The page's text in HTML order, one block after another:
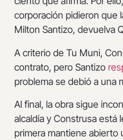
corporación pidieron que
Milton Santizo, devuelva
A criterio de Tu Muni,
contrato, pero Santizo
problema se debió a una
Al final, la obra sigue
alcaldía y Construsa está
primera mantiene abierto